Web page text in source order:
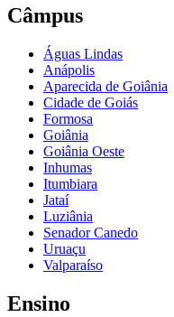
Câmpus
Águas Lindas
Anápolis
Aparecida de Goiânia
Cidade de Goiás
Formosa
Goiânia
Goiânia Oeste
Inhumas
Itumbiara
Jataí
Luziânia
Senador Canedo
Uruaçu
Valparaíso
Ensino